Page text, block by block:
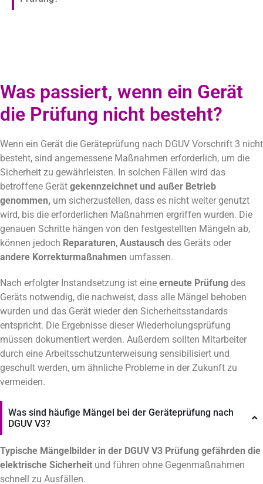
Was passiert, wenn ein Gerät
die Prüfung nicht besteht?
Wenn ein Gerät die Geräteprüfung nach DGUV Vorschrift 3 nicht
besteht, sind angemessene Maßnahmen erforderlich, um die
Sicherheit zu gewährleisten. In solchen Fällen wird das
betroffene Gerät gekennzeichnet und außer Betrieb
genommen, um sicherzustellen, dass es nicht weiter genutzt
wird, bis die erforderlichen Maßnahmen ergriffen wurden. Die
genauen Schritte hängen von den festgestellten Mängeln ab,
können jedoch Reparaturen, Austausch des Geräts oder
andere Korrekturmaßnahmen umfassen.
Nach erfolgter Instandsetzung ist eine erneute Prüfung des
Geräts notwendig, die nachweist, dass alle Mängel behoben
wurden und das Gerät wieder den Sicherheitsstandards
entspricht. Die Ergebnisse dieser Wiederholungsprüfung
müssen dokumentiert werden. Außerdem sollten Mitarbeiter
durch eine Arbeitsschutzunterweisung sensibilisiert und
geschult werden, um ähnliche Probleme in der Zukunft zu
vermeiden.
Was sind häufige Mängel bei der Geräteprüfung nach
DGUV V3?
Typische Mängelbilder in der DGUV V3 Prüfung gefährden die
elektrische Sicherheit und führen ohne Gegenmaßnahmen
schnell zu Ausfällen.